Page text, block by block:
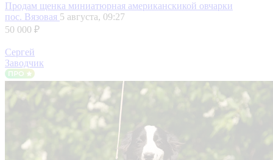
Продам щенка миниатюрная американскикой овчарки
пос. Вязовая 5 августа, 09:27
50 000 ₽
Сергей
Заводчик